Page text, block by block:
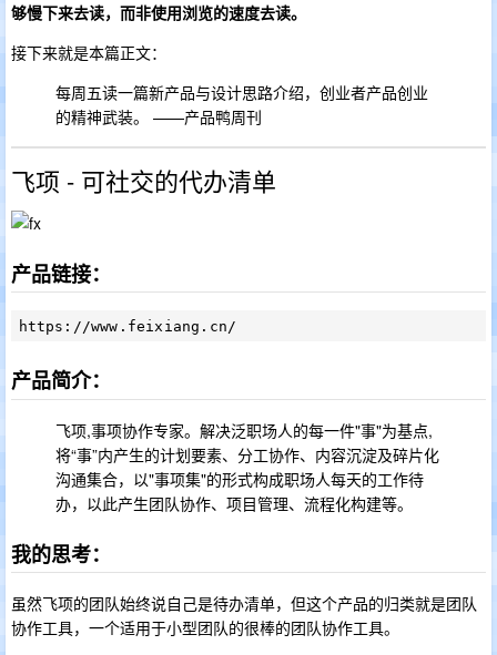
够慢下来去读，而非使用浏览的速度去读。
接下来就是本篇正文：
每周五读一篇新产品与设计思路介绍，创业者产品创业
的精神武装。 ——产品鸭周刊
飞项 - 可社交的代办清单
产品链接：
产品简介：
飞项,事项协作专家。解决泛职场人的每一件"事"为基点,
将“事”内产生的计划要素、分工协作、内容沉淀及碎片化
沟通集合，以"事项集"的形式构成职场人每天的工作待
办，以此产生团队协作、项目管理、流程化构建等。
我的思考：
虽然飞项的团队始终说自己是待办清单，但这个产品的归类就是团队
协作工具，一个适用于小型团队的很棒的团队协作工具。